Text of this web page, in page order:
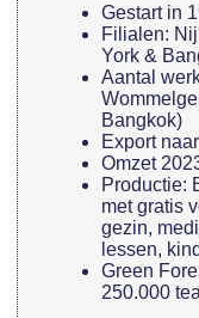
Gestart in
Filialen:
York &
Aantal
Bangkok)
Export
Omzet
Productie:
met gratis
gezin,
lessen,
Green
250.000